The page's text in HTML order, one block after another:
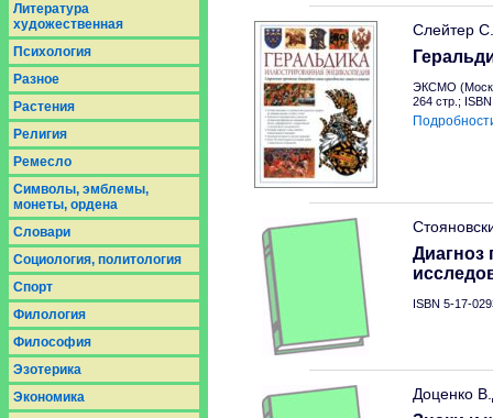
Литература
художественная
Психология
Разное
Растения
Религия
Ремесло
Символы, эмблемы,
монеты, ордена
Словари
Социология, политология
Спорт
Филология
Философия
Эзотерика
Экономика
Слейтер С.
ЭКСМО
264 стр.;
Диагноз
ISBN 5-17-
Доценко